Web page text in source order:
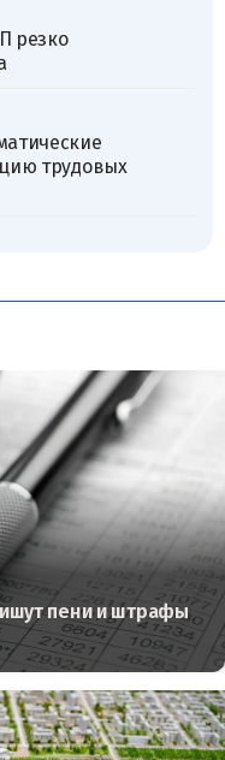
резко
трудовых
пени и штрафы